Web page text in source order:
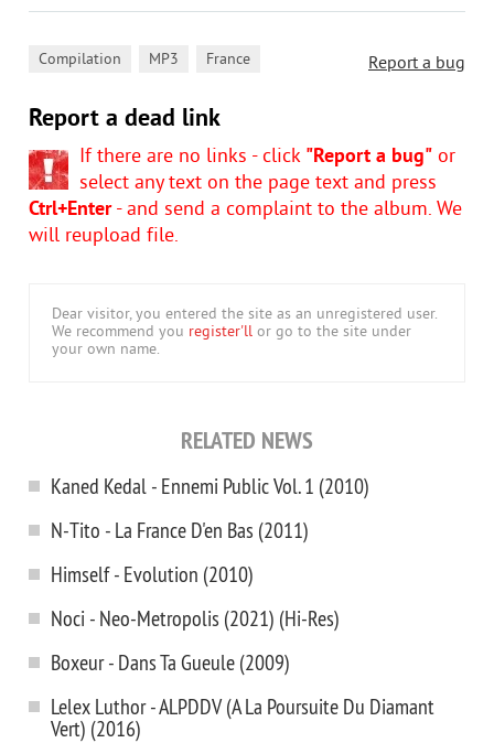
Report a bug
Compilation MP3 France
Report a dead link
If there are no links - click "Report a bug" or
select any text on the page text and press
Ctrl+Enter- and send a complaint to the album. We
will reupload file.
Dear visitor, you entered the site as an unregistered user.
We recommend you register'll or go to the site under
your own name.
RELATED NEWS
Kaned Kedal - Ennemi Public Vol. 1 (2010)
N-Tito - La France D'en Bas (2011)
Himself - Evolution (2010)
Noci - Neo-Metropolis (2021) (Hi-Res)
Boxeur - Dans Ta Gueule (2009)
Lelex Luthor - ALPDDV (A La Poursuite Du Diamant
Vert) (2016)